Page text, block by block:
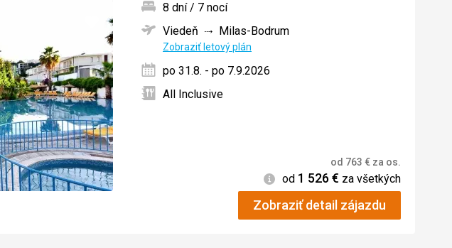
Pridať
do
obľúbených
8 dní / 7 nocí
Viedeň
Milas-Bodrum
Zobraziť letový plán
po 31.8. - po 7.9.2026
All Inclusive
od 763 € za os.
Informácie
od 1 526€ za všetkých
Zobraziť detail zájazdu